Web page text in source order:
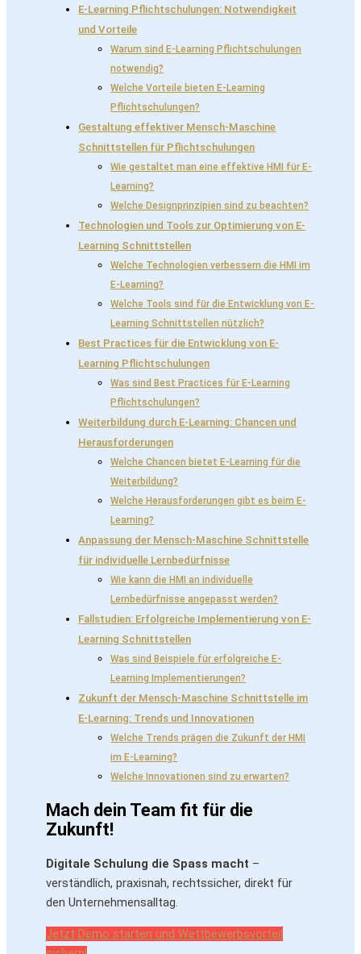
E-Learning Pflichtschulungen: Notwendigkeit
und Vorteile
Warum sind E-Learning Pflichtschulungen
notwendig?
Welche Vorteile bieten E-Learning
Pflichtschulungen?
Gestaltung effektiver Mensch-Maschine
Schnittstellen für Pflichtschulungen
Wie gestaltet man eine effektive HMI für E-
Learning?
Welche Designprinzipien sind zu beachten?
Technologien und Tools zur Optimierung von E-
Learning Schnittstellen
Welche Technologien verbessern die HMI im
E-Learning?
Welche Tools sind für die Entwicklung von E-
Learning Schnittstellen nützlich?
Best Practices für die Entwicklung von E-
Learning Pflichtschulungen
Was sind Best Practices für E-Learning
Pflichtschulungen?
Weiterbildung durch E-Learning: Chancen und
Herausforderungen
Welche Chancen bietet E-Learning für die
Weiterbildung?
Welche Herausforderungen gibt es beim E-
Learning?
Anpassung der Mensch-Maschine Schnittstelle
für individuelle Lernbedürfnisse
Wie kann die HMI an individuelle
Lernbedürfnisse angepasst werden?
Fallstudien: Erfolgreiche Implementierung von E-
Learning Schnittstellen
Was sind Beispiele für erfolgreiche E-
Learning Implementierungen?
Zukunft der Mensch-Maschine Schnittstelle im
E-Learning: Trends und Innovationen
Welche Trends prägen die Zukunft der HMI
im E-Learning?
Welche Innovationen sind zu erwarten?
Mach dein Team fit für die
Zukunft!
Digitale Schulung die Spass macht –
verständlich, praxisnah, rechtssicher, direkt für
den Unternehmensalltag.
Jetzt Demo starten und Wettbewerbsvorteil